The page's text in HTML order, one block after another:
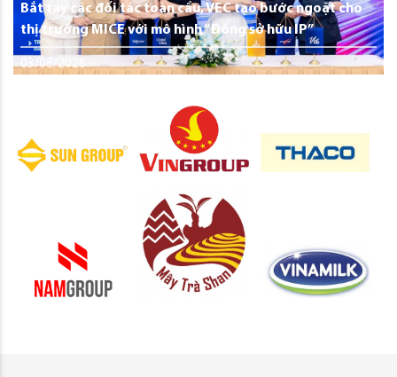
Bắt tay các đối tác toàn cầu, VEC tạo bước ngoặt cho
thị trường MICE với mô hình “Đồng sở hữu IP”
03/08/2026